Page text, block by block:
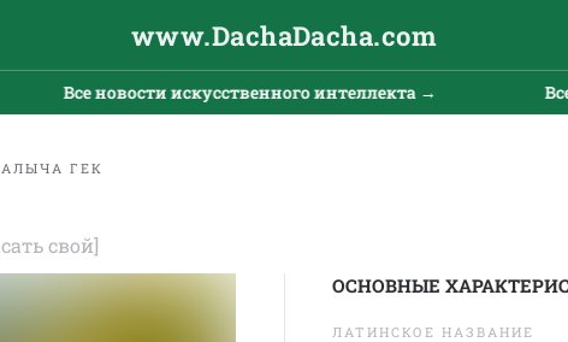
www.DachaDacha.com
Все новости искусственного интеллекта → Все
АЛЫЧА ГЕК
свой]
ОСНОВНЫЕ
ЛАТИНСКОЕ НАЗВАНИЕ